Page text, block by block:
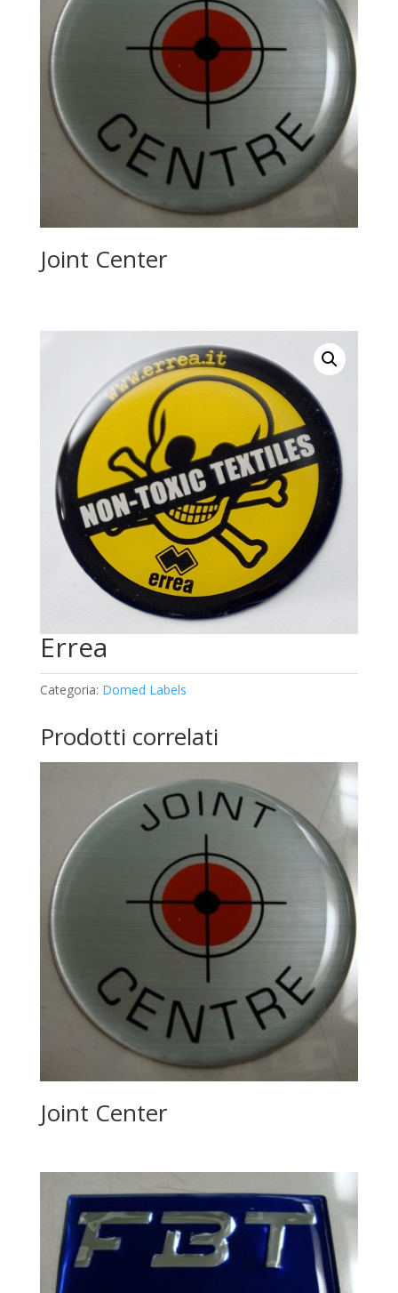
Joint Center
Errea
Categoria: Domed Labels
Prodotti correlati
Joint Center